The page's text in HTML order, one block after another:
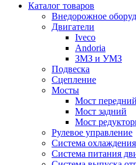
Каталог товаров
Внедорожное
Двигатели
Iveco
Andoria
ЗМЗ и УМЗ
Подвеска
Сцепление
Мосты
Мост передний
Мост задний
Мост
Рулевое управление
Система
Система питания